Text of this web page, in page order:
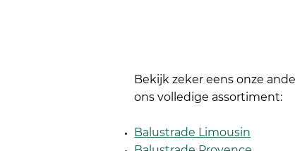
Bekijk zeker eens onze
ons volledige assortiment:
Balustrade Limousin